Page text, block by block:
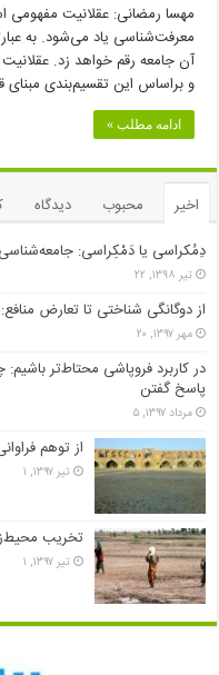
مهسا رمضانی: عقلانیت مفهومی
معرفت‌شناسی یاد می‌شود. به
آن جامعه رقم خواهد زد.
و براساس این تقسیم‌بندی
ادامه مطلب »
اخیر محبوب دیدگاه
دِمُکراسی یا دَمْکِراسی:
تیر ۱۳۹۸, ۲۲
از دوگانگی شناختی تا تعارض
مهر ۱۳۹۷, ۲۰
در کاربرد فروپاشی محتاط‌تر
پاسخ گفتن
مرداد ۱۳۹۷, ۵
از توهم
تیر ۱۳۹۷, ۱
تخریب
تیر ۱۳۹۷, ۱